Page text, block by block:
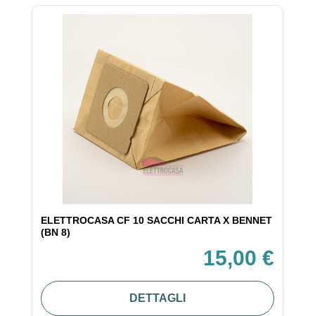
ELETTROCASA CF 10 SACCHI CARTA X BENNET
(BN 8)
15,00 €
DETTAGLI